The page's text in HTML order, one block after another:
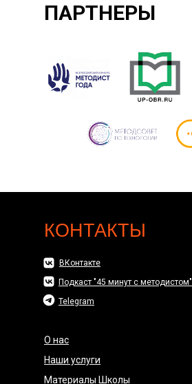
ПАРТНЕРЫ
КОНТАКТЫ
Telegram
О нас
ВКонтакте
Наши услуги
Материалы Школы
Подкаст "45 минут с методистом"